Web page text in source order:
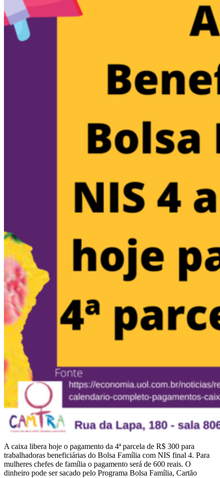
A caixa libera hoje o pagamento da 4ª parcela de R$ 300 para
trabalhadoras beneficiárias do Bolsa Família com NIS final 4. Para
mulheres chefes de família o pagamento será de 600 reais. O
dinheiro pode ser sacado pelo Programa Bolsa Família, Cartão